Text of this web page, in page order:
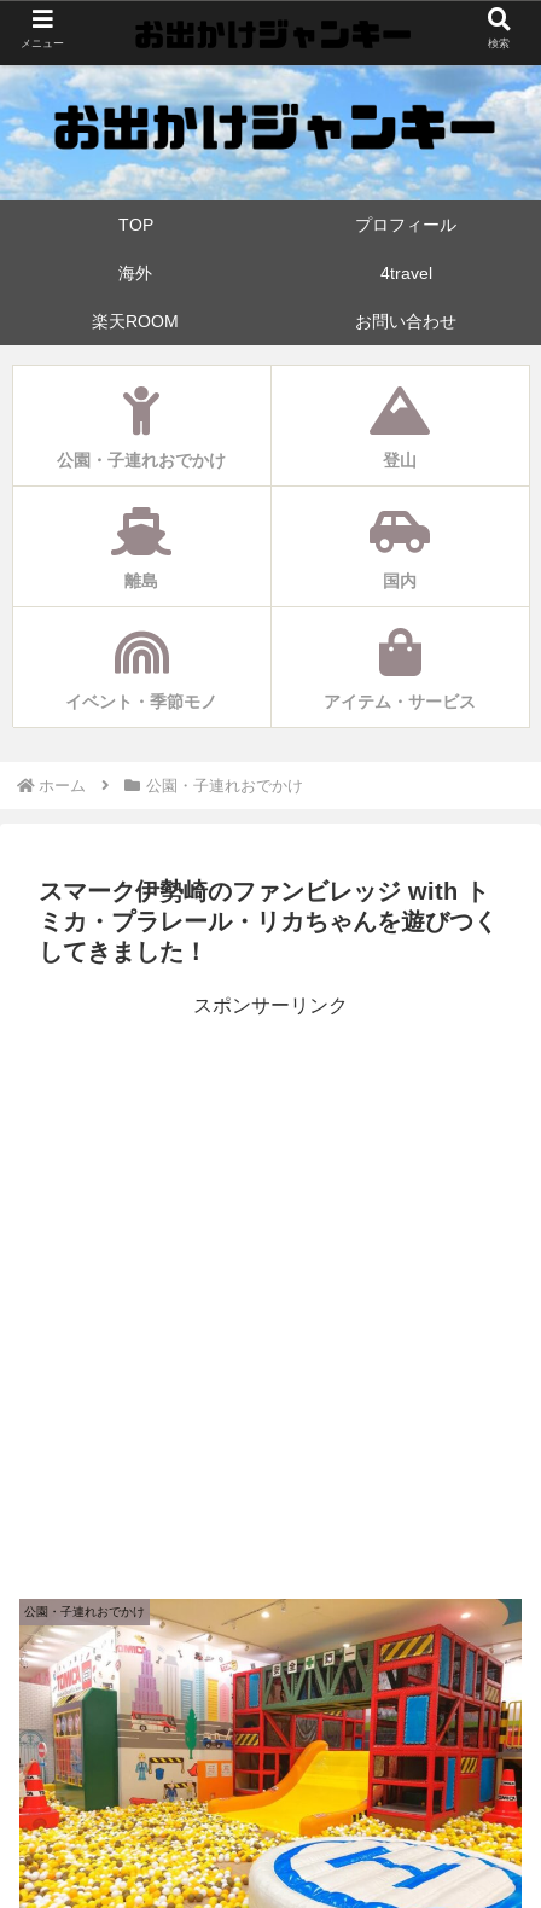
世界中・日本中を旅したおでかけ狂なパパが埼玉県と近県の公園やお出かけス
ポットを攻めています！たまに登山も
TOP プロフィール
海外 4travel
楽天ROOM お問い合わせ
公園・子連れおでかけ 登山
離島 国内
イベント・季節モノ アイテム・サービス
ホーム 公園・子連れおでかけ
スマーク伊勢崎のファンビレッジ with ト
ミカ・プラレール・リカちゃんを遊びつく
してきました！
スポンサーリンク
公園・子連れおでかけ
メニュー 検索